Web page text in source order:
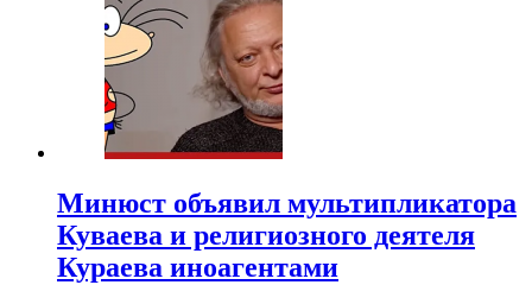
Минюст объявил мультипликатора
Куваева и религиозного деятеля
Кураева иноагентами